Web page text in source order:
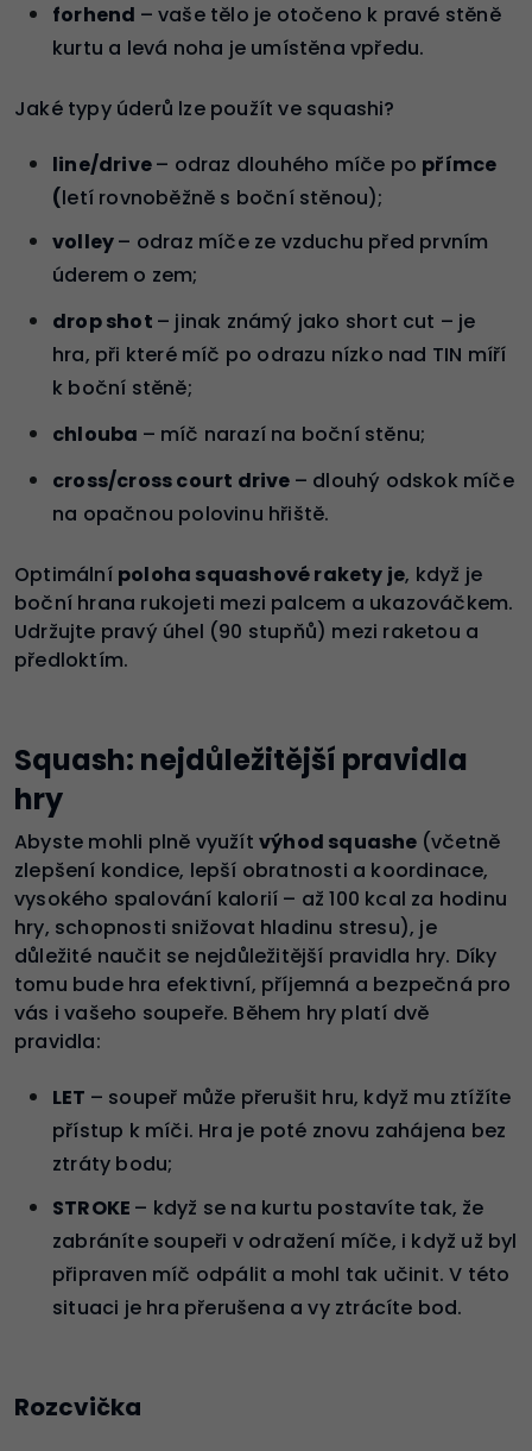
forhend – vaše tělo je otočeno k pravé stěně
kurtu a levá noha je umístěna vpředu.
Jaké typy úderů lze použít ve squashi?
line/drive– odraz dlouhého míče po přímce
(letí rovnoběžně s boční stěnou);
volley– odraz míče ze vzduchu před prvním
úderem o zem;
drop shot – jinak známý jako short cut – je
hra, při které míč po odrazu nízko nad TIN míří
k boční stěně;
chlouba – míč narazí na boční stěnu;
cross/crosscourt drive – dlouhý odskok míče
na opačnou polovinu hřiště.
Optimální poloha squashové rakety je, když je
boční hrana rukojeti mezi palcem a ukazováčkem.
Udržujte pravý úhel (90 stupňů) mezi raketou a
předloktím.
Squash: nejdůležitější pravidla
hry
Abyste mohli plně využít výhod squashe (včetně
zlepšení kondice, lepší obratnosti a koordinace,
vysokého spalování kalorií – až 100 kcal za hodinu
hry, schopnosti snižovat hladinu stresu), je
důležité naučit se nejdůležitější pravidla hry. Díky
tomu bude hra efektivní, příjemná a bezpečná pro
vás i vašeho soupeře. Během hry platí dvě
pravidla:
LET – soupeř může přerušit hru, když mu ztížíte
přístup k míči. Hra je poté znovu zahájena bez
ztráty bodu;
STROKE – když se na kurtu postavíte tak, že
zabráníte soupeři v odražení míče, i když už byl
připraven míč odpálit a mohl tak učinit. V této
situaci je hra přerušena a vy ztrácíte bod.
Rozcvička